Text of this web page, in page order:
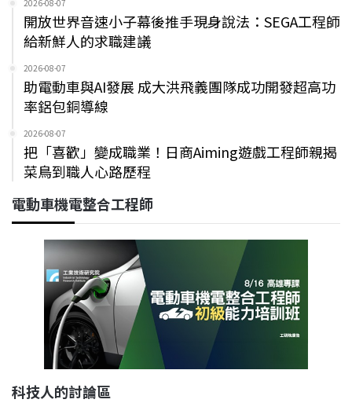
2026-08-07
開放世界音速小子幕後推手現身說法：SEGA工程師
給新鮮人的求職建議
2026-08-07
助電動車與AI發展 成大洪飛義團隊成功開發超高功
率鋁包銅導線
2026-08-07
把「喜歡」變成職業！日商Aiming遊戲工程師親揭
菜鳥到職人心路歷程
電動車機電整合工程師
科技人的討論區